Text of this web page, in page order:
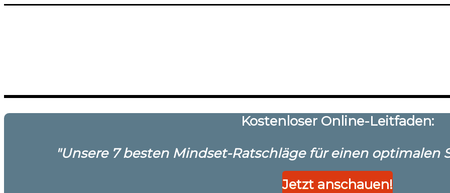
Kostenloser Online-Leitfaden:
"Unsere 7 besten Mindset-Ratschläge für einen optimalen
Jetzt anschauen!